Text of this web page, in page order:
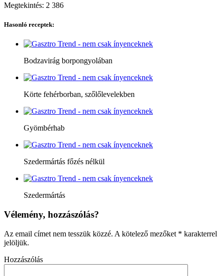
Megtekintés: 2 386
Hasonló receptek:
Bodzavirág borpongyolában
Körte fehérborban, szőlőlevelekben
Gyömbérhab
Szedermártás főzés nélkül
Szedermártás
Vélemény, hozzászólás?
Az email címet nem tesszük közzé. A kötelező mezőket * karakterrel
jelöljük.
Hozzászólás